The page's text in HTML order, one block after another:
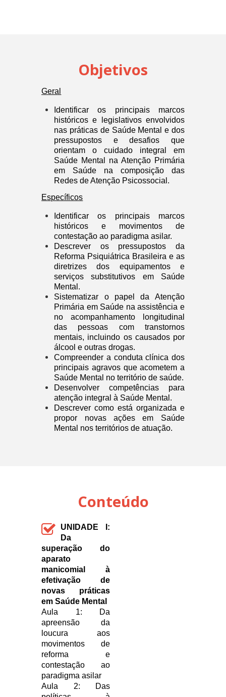
Objetivos
Geral
Identificar os principais marcos
históricos e legislativos envolvidos
nas práticas de Saúde Mental e dos
pressupostos e desafios que
orientam o cuidado integral em
Saúde Mental na Atenção Primária
em Saúde na composição das
Redes de Atenção Psicossocial.
Específicos
Identificar os principais marcos
históricos e movimentos de
contestação ao paradigma asilar.
Descrever os pressupostos da
Reforma Psiquiátrica Brasileira e as
diretrizes dos equipamentos e
serviços substitutivos em Saúde
Mental.
Sistematizar o papel da Atenção
Primária em Saúde na assistência e
no acompanhamento longitudinal
das pessoas com transtornos
mentais, incluindo os causados por
álcool e outras drogas.
Compreender a conduta clínica dos
principais agravos que acometem a
Saúde Mental no território de saúde.
Desenvolver competências para
atenção integral à Saúde Mental.
Descrever como está organizada e
propor novas ações em Saúde
Mental nos territórios de atuação.
Conteúdo
UNIDADE I:
Da
superação do
aparato
manicomial à
efetivação de
novas práticas
em Saúde Mental
Aula 1: Da
apreensão da
loucura aos
movimentos de
reforma e
contestação ao
paradigma asilar
Aula 2: Das